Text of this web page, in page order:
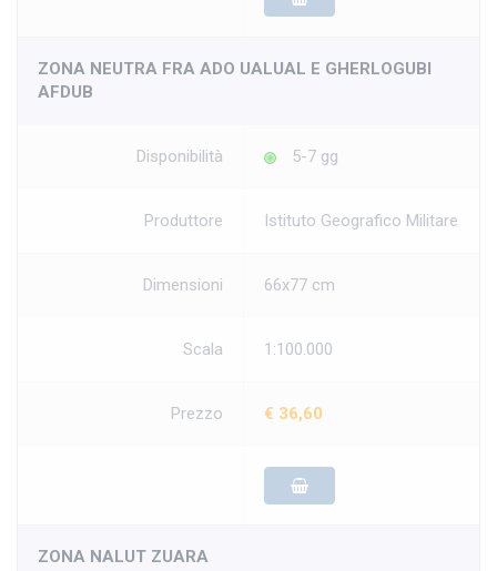
ZONA NEUTRA FRA ADO UALUAL E GHERLOGUBI
AFDUB
Disponibilità 5-7 gg
Produttore Istituto Geografico Militare
Dimensioni 66x77 cm
Scala 1:100.000
Prezzo € 36,60
ZONA NALUT ZUARA